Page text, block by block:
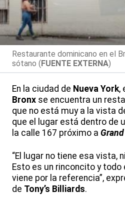
Restaurante dominicano en el
sótano (FUENTE EXTERNA)
En la ciudad de Nueva York,
Bronx se encuentra un
que no está muy a la vista
que el lugar está dentro de
la calle 167 próximo a
“El lugar no tiene esa vista,
Esto es un rinconcito y todo
viene por la referencia”,
de Tony’s Billiards.